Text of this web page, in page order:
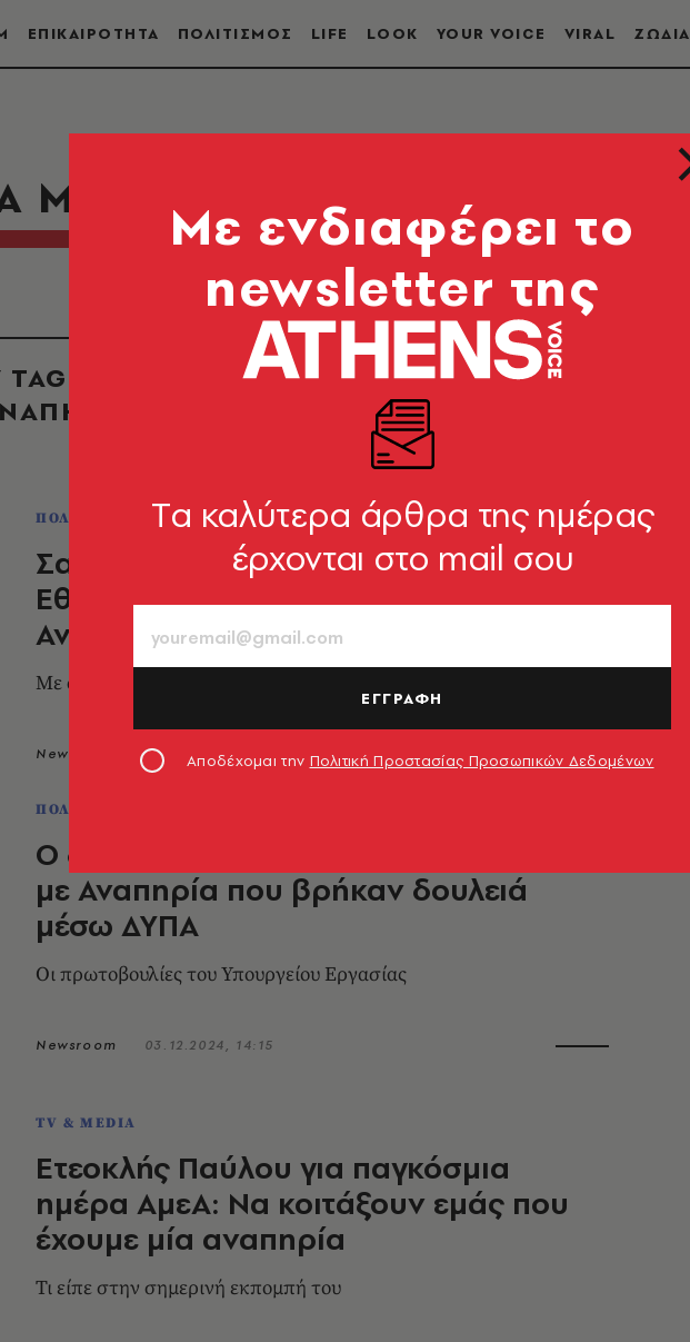
ΕΠΙΚΑΙΡΟΤΗΤΑ ΠΟΛΙΤΙΣΜΟΣ LIFE LOOK YOUR VOICE VIRAL ΖΩΔΙΑ
ΜΕ ΑΝΑΠΗΡΙΑ
ΠΟΛΙΤΙΚΗ & ΟΙΚΟΝΟΜΙΑ
Σακελλαροπούλου: Συνάντηση με την
Εθνική Συνομοσπονδία Ατόμων με
Αναπηρία
Με αφορμή τη σημερινή εθνική και παγκόσμια ημέρα ΑμεΑ
Newsroom 03.12.2024, 17:58
ΠΟΛΙΤΙΚΗ & ΟΙΚΟΝΟΜΙΑ
Ο διάλογος της Ν. Κεραμέως με Άτομα
με Αναπηρία που βρήκαν δουλειά
μέσω ΔΥΠΑ
Οι πρωτοβουλίες του Υπουργείου Εργασίας
Newsroom 03.12.2024, 14:15
TV & MEDIA
Ετεοκλής Παύλου για παγκόσμια
ημέρα ΑμεΑ: Να κοιτάξουν εμάς που
έχουμε μία αναπηρία
Τι είπε στην σημερινή εκπομπή του
Mε ενδιαφέρει το
newsletter της
Tα καλύτερα άρθρα της ημέρας
έρχονται στο mail σου
ΕΓΓΡΑΦΗ
Αποδέχομαι την Πολιτική Προστασίας Προσωπικών Δεδομένων